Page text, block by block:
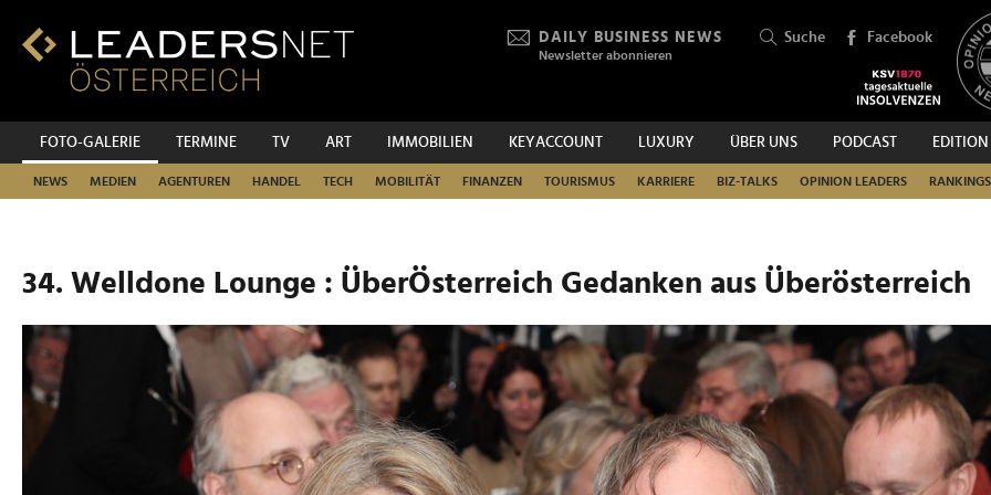
Inhalt
Fußzeilen-
Hauptnavigation
DAILY BUSINESS NEWS
Newsletter abonnieren
Suche Facebook
FOTO-GALERIE TERMINE TV ART IMMOBILIEN KEYACCOUNT LUXURY ÜBER UNS PODCAST EDITION
NEWS MEDIEN AGENTUREN HANDEL TECH MOBILITÄT FINANZEN TOURISMUS KARRIERE BIZ-TALKS OPINION LEADERS RANKINGS
SUCHEN
34. Welldone Lounge : ÜberÖsterreich Gedanken aus Überösterreich